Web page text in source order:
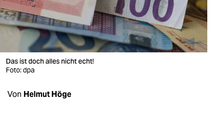
nord
wahrheit
verlag
verlag
veranstaltungen
Das ist doch alles nicht echt!
Foto: dpa
Von Helmut Höge